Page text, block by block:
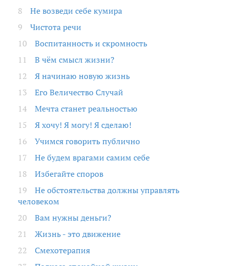
Не возведи себе кумира
Чистота речи
Воспитанность и скромность
В чём смысл жизни?
Я начинаю новую жизнь
Его Величество Случай
Мечта станет реальностью
Я хочу! Я могу! Я сделаю!
Учимся говорить публично
Не будем врагами самим себе
Избегайте споров
Не обстоятельства должны управлять
человеком
Вам нужны деньги?
Жизнь - это движение
Смехотерапия